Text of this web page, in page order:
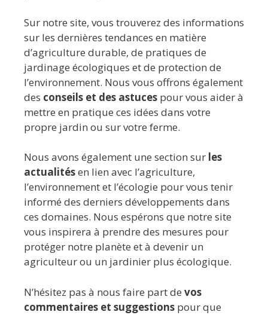
Sur notre site, vous trouverez des informations
sur les dernières tendances en matière
d’agriculture durable, de pratiques de
jardinage écologiques et de protection de
l’environnement. Nous vous offrons également
des conseils et des astuces pour vous aider à
mettre en pratique ces idées dans votre
propre jardin ou sur votre ferme.
Nous avons également une section sur les
actualitésen lien avec l’agriculture,
l’environnement et l’écologie pour vous tenir
informé des derniers développements dans
ces domaines. Nous espérons que notre site
vous inspirera à prendre des mesures pour
protéger notre planète et à devenir un
agriculteur ou un jardinier plus écologique.
N’hésitez pas à nous faire part de vos
commentaires et suggestions pour que